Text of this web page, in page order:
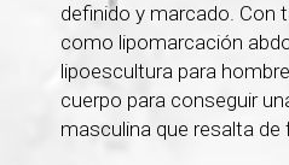
definido y marcado. Con
como lipomarcación
lipoescultura para
cuerpo para conseguir
masculina que resalta de